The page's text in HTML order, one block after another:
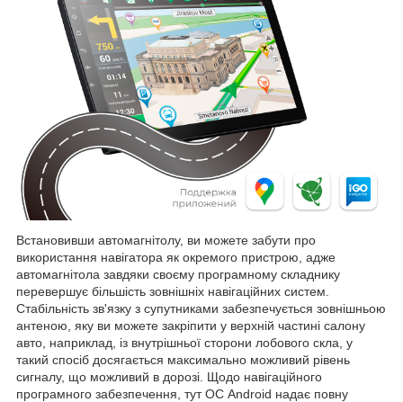
Встановивши автомагнітолу, ви можете забути про
використання навігатора як окремого пристрою, адже
автомагнітола завдяки своєму програмному складнику
перевершує більшість зовнішніх навігаційних систем.
Стабільність зв'язку з супутниками забезпечується зовнішньою
антеною, яку ви можете закріпити у верхній частині салону
авто, наприклад, із внутрішньої сторони лобового скла, у
такий спосіб досягається максимально можливий рівень
сигналу, що можливий в дорозі. Щодо навігаційного
програмного забезпечення, тут ОС Android надає повну